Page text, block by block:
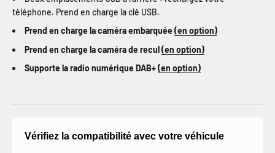
téléphone. Prend en charge la clé USB.
Prend en charge la caméra embarquée (en option)
Prend en charge la caméra de recul(en option)
Supporte la radio numérique DAB+(en option)
Vérifiez la compatibilité avec votre véhicule